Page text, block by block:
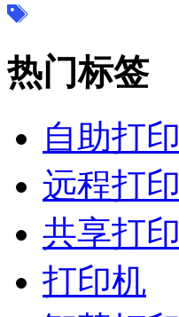
热门标签
自助打印
远程打印
共享打印
打印机